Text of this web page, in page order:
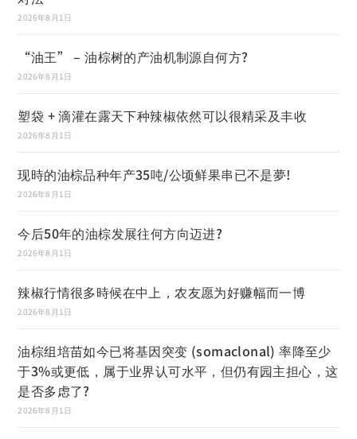
2026年8月1日
“油王” – 油棕树的产油机制源自何方?
2026年8月1日
塑袋 + 滴灌在露天下种辣椒依然可以很精采及丰收
2026年8月1日
现時的油棕品种年产35吨/公顷鲜果串已不是夢!
2026年8月1日
今后50年的油棕发展往何方向迈进?
2026年8月1日
辣椒行情很多時候在中上，农友愿为好赚幅而一博
2026年8月1日
油棕组培苗如今已将基因突变 (somaclonal) 率降至少
于3%或更低，属于业界认可水平，但仍有园主担心，这
是否多虑了?
2026年8月1日